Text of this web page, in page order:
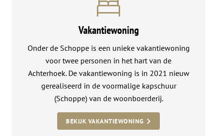
Vakantiewoning
Onder de Schoppe is een unieke vakantiewoning
voor twee personen in het hart van de
Achterhoek. De vakantiewoning is in 2021 nieuw
gerealiseerd in de voormalige kapschuur
(Schoppe) van de woonboerderij.
BEKIJK VAKANTIEWONING